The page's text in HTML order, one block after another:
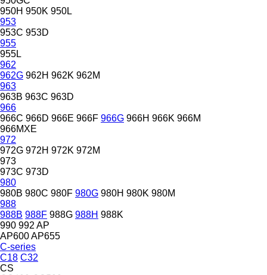
950H 950K 950L
953
953C 953D
955
955L
962
962G 962H 962K 962M
963
963B 963C 963D
966
966C 966D 966E 966F 966G 966H 966K 966M
966MXE
972
972G 972H 972K 972M
973
973C 973D
980
980B 980C 980F 980G 980H 980K 980M
988
988B 988F 988G 988H 988K
990 992 AP
AP600AP655
C-series
C18 C32
CS